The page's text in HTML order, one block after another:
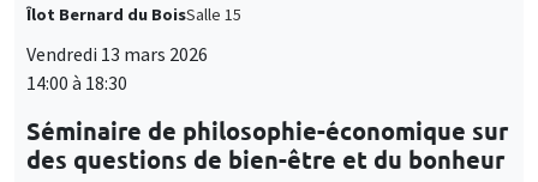
Îlot Bernard du BoisSalle 15
Vendredi 13 mars 2026
14:00 à 18:30
Séminaire de philosophie-économique sur
des questions de bien-être et du bonheur